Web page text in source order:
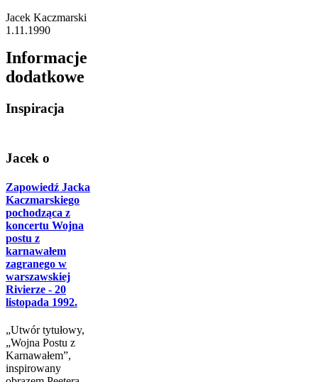
Jacek Kaczmarski
1.11.1990
Informacje
dodatkowe
Inspiracja
Jacek o
Zapowiedź Jacka
Kaczmarskiego
pochodząca z
koncertu Wojna
postu z
karnawałem
zagranego w
warszawskiej
Rivierze - 20
listopada 1992.
„Utwór tytułowy,
„Wojna Postu z
Karnawałem”,
inspirowany